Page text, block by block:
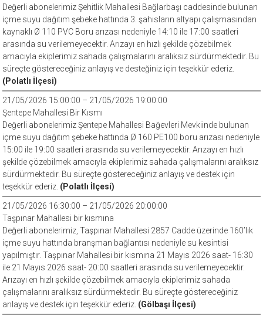
Değerli abonelerimiz Şehitlik Mahallesi Bağlarbaşı caddesinde bulunan
içme suyu dağıtım şebeke hattında 3. şahısların altyapı çalışmasından
kaynaklı Ø 110 PVC Boru arızası nedeniyle 14:10 ile 17:00 saatleri
arasında su verilemeyecektir. Arızayı en hızlı şekilde çözebilmek
amacıyla ekiplerimiz sahada çalışmalarını aralıksız sürdürmektedir. Bu
süreçte göstereceğiniz anlayış ve desteğiniz için teşekkür ederiz.
(Polatlı İlçesi)
21/05/2026 15:00:00 – 21/05/2026 19:00:00
Şentepe Mahallesi Bir Kısmı
Değerli abonelerimiz Şentepe Mahallesi Bağevleri Mevkiinde bulunan
içme suyu dağıtım şebeke hattında Ø 160 PE100 boru arızası nedeniyle
15:00 ile 19:00 saatleri arasında su verilemeyecektir. Arızayı en hızlı
şekilde çözebilmek amacıyla ekiplerimiz sahada çalışmalarını aralıksız
sürdürmektedir. Bu süreçte göstereceğiniz anlayış ve destek için
teşekkür ederiz. (Polatlı İlçesi)
21/05/2026 16:30:00 – 21/05/2026 20:00:00
Taşpınar Mahallesi bir kısmına
Değerli abonelerimiz, Taşpınar Mahallesi 2857 Cadde üzerinde 160’lık
içme suyu hattında branşman bağlantısı nedeniyle su kesintisi
yapılmıştır. Taşpınar Mahallesi bir kısmına 21 Mayıs 2026 saat- 16:30
ile 21 Mayıs 2026 saat- 20:00 saatleri arasında su verilemeyecektir.
Arızayı en hızlı şekilde çözebilmek amacıyla ekiplerimiz sahada
çalışmalarını aralıksız sürdürmektedir. Bu süreçte göstereceğiniz
anlayış ve destek için teşekkür ederiz. (Gölbaşı İlçesi)